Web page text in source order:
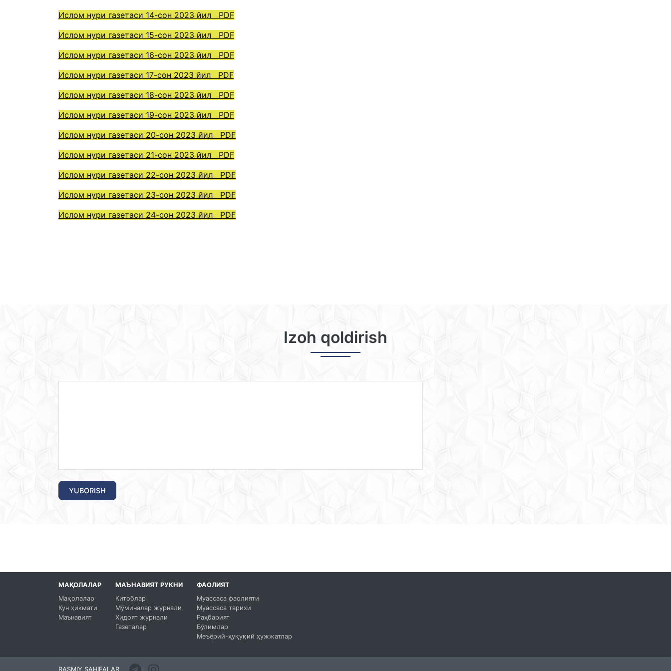
Ислом нури газетаси 14-сон 2023 йил PDF
Ислом нури газетаси 15-сон 2023 йил PDF
Ислом нури газетаси 16-сон 2023 йил PDF
Ислом нури газетаси 17-сон 2023 йил PDF
Ислом нури газетаси 18-сон 2023 йил PDF
Ислом нури газетаси 19-сон 2023 йил PDF
Ислом нури газетаси 20-сон 2023 йил PDF
Ислом нури газетаси 21-сон 2023 йил PDF
Ислом нури газетаси 22-сон 2023 йил PDF
Ислом нури газетаси 23-сон 2023 йил PDF
Ислом нури газетаси 24-сон 2023 йил PDF
Izoh qoldirish
YUBORISH
МАҚОЛАЛАР
Мақолалар
Кун ҳикмати
Маънавият
МАЪНАВИЯТ РУКНИ
Китоблар
Мўминалар журнали
Хидоят журнали
Газеталар
ФАОЛИЯТ
Муассаса фаолияти
Муассаса тарихи
Раҳбарият
Бўлимлар
Меъёрий-ҳуқуқий ҳужжатлар
RASMIY SAHIFALAR